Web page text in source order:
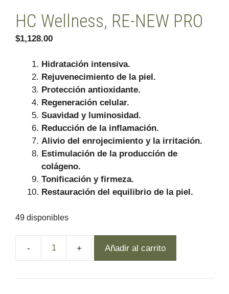
HC Wellness, RE-NEW PRO
$1,128.00
Hidratación intensiva.
Rejuvenecimiento de la piel.
Protección antioxidante.
Regeneración celular.
Suavidad y luminosidad.
Reducción de la inflamación.
Alivio del enrojecimiento y la irritación.
Estimulación de la producción de
colágeno.
Tonificación y firmeza.
Restauración del equilibrio de la piel.
49 disponibles
RE-
Añadir al carrito